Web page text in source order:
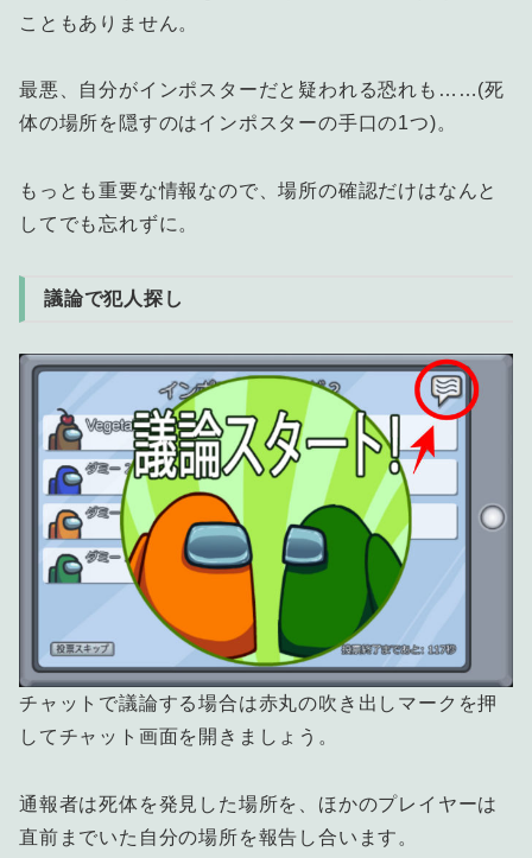
こともありません。
最悪、自分がインポスターだと疑われる恐れも……(死
体の場所を隠すのはインポスターの手口の1つ)。
もっとも重要な情報なので、場所の確認だけはなんと
してでも忘れずに。
議論で犯人探し
チャットで議論する場合は赤丸の吹き出しマークを押
してチャット画面を開きましょう。
通報者は死体を発見した場所を、ほかのプレイヤーは
直前までいた自分の場所を報告し合います。